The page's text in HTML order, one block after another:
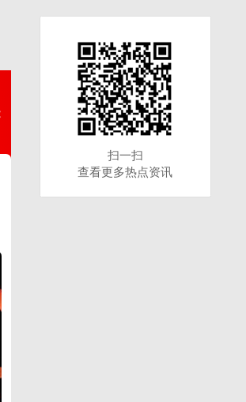
扫一扫
查看更多热点资讯
扫一扫
查看更多热点资讯